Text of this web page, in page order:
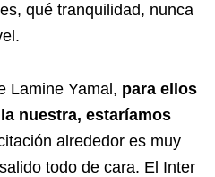
qué tranquilidad, nunca
Lamine Yamal, para ellos
nuestra, estaríamos
alrededor es muy
todo de cara. El Inter